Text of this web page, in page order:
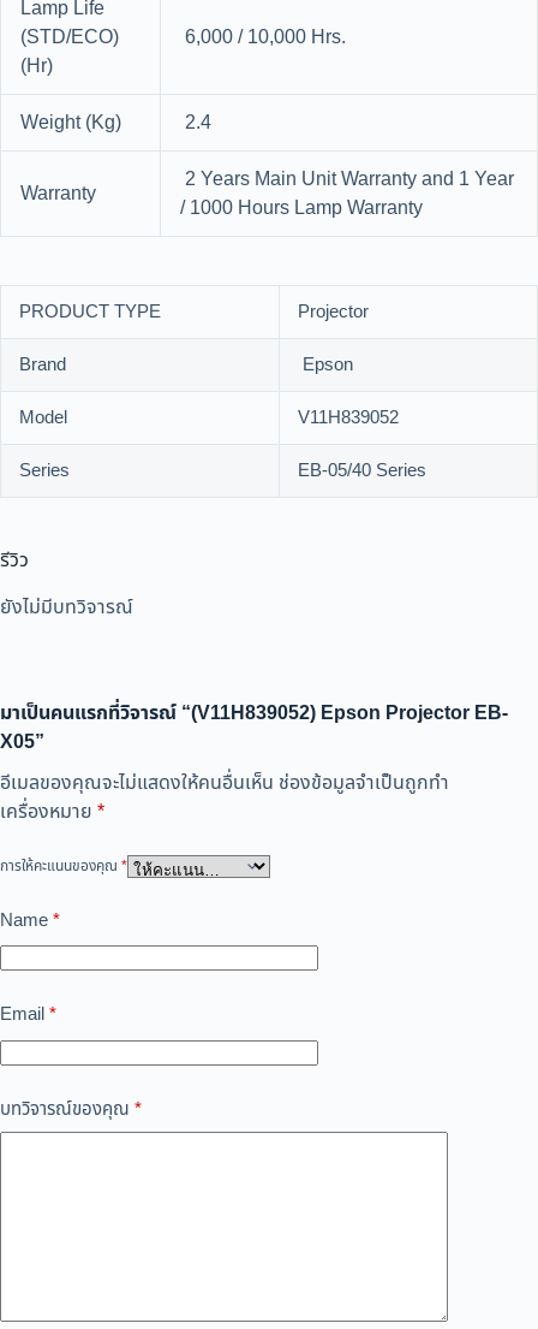
Lamp Life
(STD/ECO)
(Hr)
6,000 / 10,000 Hrs.
Weight (Kg) 2.4
Warranty
2 Years Main Unit Warranty and 1 Year
/ 1000 Hours Lamp Warranty
PRODUCT TYPE
Projector
Brand
Epson
Model
V11H839052
Series
EB-05/40 Series
รีวิว
ยังไม่มีบทวิจารณ์
มาเป็นคนแรกที่วิจารณ์ “(V11H839052) Epson Projector EB-
X05”
อีเมลของคุณจะไม่แสดงให้คนอื่นเห็น ช่องข้อมูลจำเป็นถูกทำ
เครื่องหมาย *
การให้คะแนนของคุณ *
Name*
Email*
บทวิจารณ์ของคุณ *